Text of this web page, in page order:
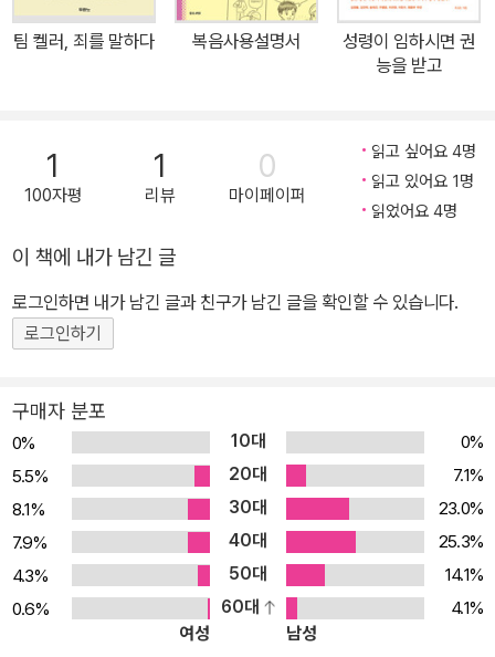
의 특권과 삶의 방식을 누리게 하는 주기도 주기도는 여섯 개의 간구
로 구성되고 이는 세 개의 당신 청원, 세 개의 우리 청원으로 나뉜다.
하시리라”(마 6:33)라는 말씀에 요약되어 있다고 이야기한다. 여기
에서 말하는 ‘이 모든 것’은 곧 우리의 일용할 양식이다. 이는 주기도
의 두 기둥이 ‘하나님 나라’와 ‘밥’으로 요약될 수 있음을 뜻한다. 주기
에 발목이 잡혀 하나님 나라를 추구하지 못한다. 그러나 하늘 아버지
는 우리에게 일용할 양식을 주심으로써 생계의 문제를 해결해 주신
다. 그럼으로써 우리가 하나님의 나라와 그 의를 먼저 구하게 하신다.
가 아닌 지금 이곳에 임하는 하나님 나라와, 지금 여기에서 땅에 발 딛
고 살아가는 우리에게 꼭 필요한 밥에 대한 이야기는, 일상이 강조되
는 최근의 흐름과 더불어 한국 교회가 직면하고 있는 삶에서 드러내
야 할 믿음에 대한 도전에 대해서도 중요한 통찰을 준다. 개인과 교회
의 회복을 위한 기도문 수록 특별히 각 장 끝에는 ‘함께 드리는 기
도’를 수록하여 개인이나 그룹에서 함께 기도할 수 있도록 하였다. 이
는 개인과 공동체가 주기도를 따라 어떻게 기도해야 할지 알려 주는
친절한 가이드 역할을 할 뿐 아니라, 기도의 깊이가 확장되고 열정이
회복되도록 돕는다. 그리하여 주기도의 참 의미를 따라 기도하기 시
팀 켈러, 죄를 말하다 복음사용설명서
성령이 임하시면 권
능을 받고
1
100자평
1
리뷰
0
마이페이퍼
읽고 싶어요 4명
읽고 있어요 1명
읽었어요 4명
이 책에 내가 남긴 글
로그인하면 내가 남긴 글과 친구가 남긴 글을 확인할 수 있습니다.
로그인하기
구매자 분포
0% 10대
0%
5.5%
20대
7.1%
8.1%
30대
23.0%
7.9%
40대
25.3%
4.3%
50대
14.1%
0.6%
60대
4.1%
여성
남성